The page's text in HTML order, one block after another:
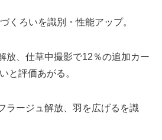
くろいを識別・性能アップ。
放、仕草中撮影で12％の追加カー
と評価あがる。
ラージュ解放、羽を広げるを識